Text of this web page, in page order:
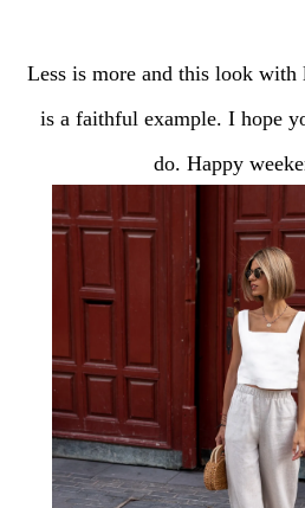
Less is more and this look with
is a faithful example. I hope
do. Happy